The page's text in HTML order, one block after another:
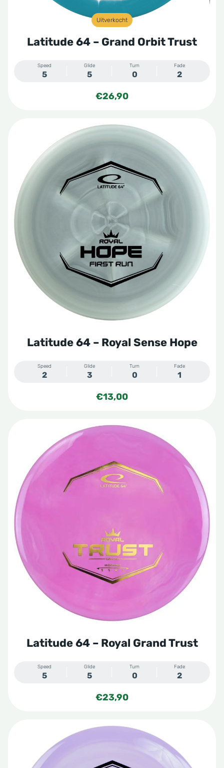
Uitverkocht
Latitude 64 – Grand Orbit Trust
Speed
5
Glide
5
Turn
0
Fade
2
€26,90
Latitude 64 – Royal Sense Hope
Speed
2
Glide
3
Turn
0
Fade
1
€13,00
Latitude 64 – Royal Grand Trust
Speed
5
Glide
5
Turn
0
Fade
2
€23,90